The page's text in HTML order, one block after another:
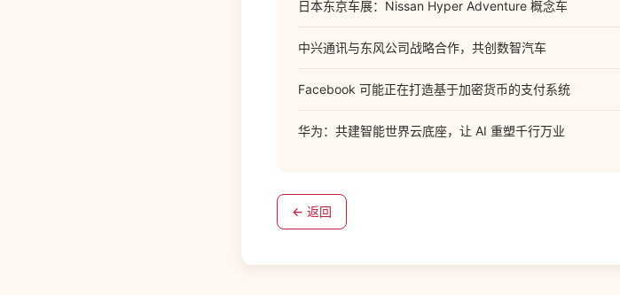
日本东京车展：Nissan Hyper Adventure 概念车
中兴通讯与东风公司战略合作，共创数智汽车
Facebook 可能正在打造基于加密货币的支付系统
华为：共建智能世界云底座，让 AI 重塑千行万业
← 返回